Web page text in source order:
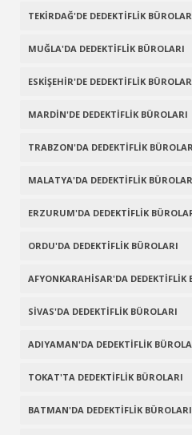
TEKİRDAĞ'DE DEDEKTİFLİK
MUĞLA'DA DEDEKTİFLİK BÜROLARI
ESKİŞEHİR'DE DEDEKTİFLİK
MARDİN'DE DEDEKTİFLİK BÜROLARI
TRABZON'DA DEDEKTİFLİK
MALATYA'DA DEDEKTİFLİK
ERZURUM'DA DEDEKTİFLİK
ORDU'DA DEDEKTİFLİK BÜROLARI
AFYONKARAHİSAR'DA DEDEKTİFLİK
SİVAS'DA DEDEKTİFLİK BÜROLARI
ADIYAMAN'DA DEDEKTİFLİK
TOKAT'TA DEDEKTİFLİK BÜROLARI
BATMAN'DA DEDEKTİFLİK BÜROLARI